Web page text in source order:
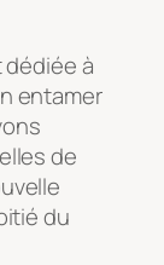
à
entamer
de
du